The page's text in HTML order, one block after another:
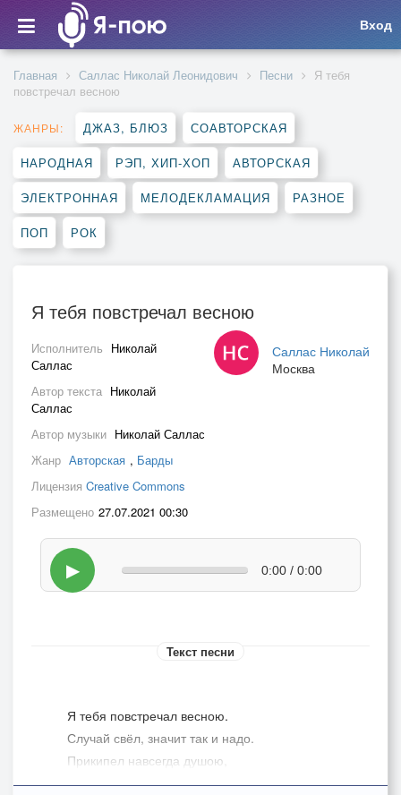
Вход
Главная Саллас Николай Леонидович Песни
Я тебя
повстречал весною
ЖАНРЫ: ДЖАЗ, БЛЮЗ СОАВТОРСКАЯ
НАРОДНАЯ РЭП, ХИП-ХОП АВТОРСКАЯ
ЭЛЕКТРОННАЯ МЕЛОДЕКЛАМАЦИЯ РАЗНОЕ
ПОП РОК
Я тебя повстречал весною
Саллас Николай
Москва
Исполнитель Николай
Саллас
Автор текста Николай
Саллас
Автор музыки Николай Саллас
Жанр Авторская , Барды
Лицензия Creative Commons
Размещено 27.07.2021 00:30
▶ 0:00 / 0:00
Текст песни
Я тебя повстречал весною.
Случай свёл, значит так и надо.
Прикипел навсегда душою,
Вот такая у нас баллада.